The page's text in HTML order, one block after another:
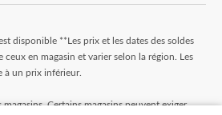
disponible **Les prix et les dates des soldes
en magasin et varier selon la région. Les
à un prix inférieur.
Certains magasins peuvent exiger